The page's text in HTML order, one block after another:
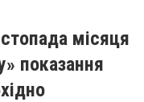
місяця
показання